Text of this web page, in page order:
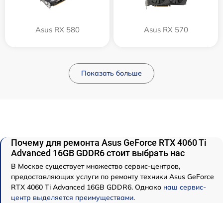
Asus RX 580 Asus RX 570
Показать больше
Почему для ремонта Asus GeForce RTX 4060 Ti
Advanced 16GB GDDR6 стоит выбрать нас
В Москве существует множество сервис-центров,
предоставляющих услуги по ремонту техники Asus GeForce
RTX 4060 Ti Advanced 16GB GDDR6. Однако наш сервис-
центр выделяется преимуществами.